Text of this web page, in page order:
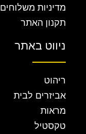
מדיניות משלוחים
תקנון האתר
ניווט באתר
ריהוט
אביזרים לבית
מראות
טקסטיל